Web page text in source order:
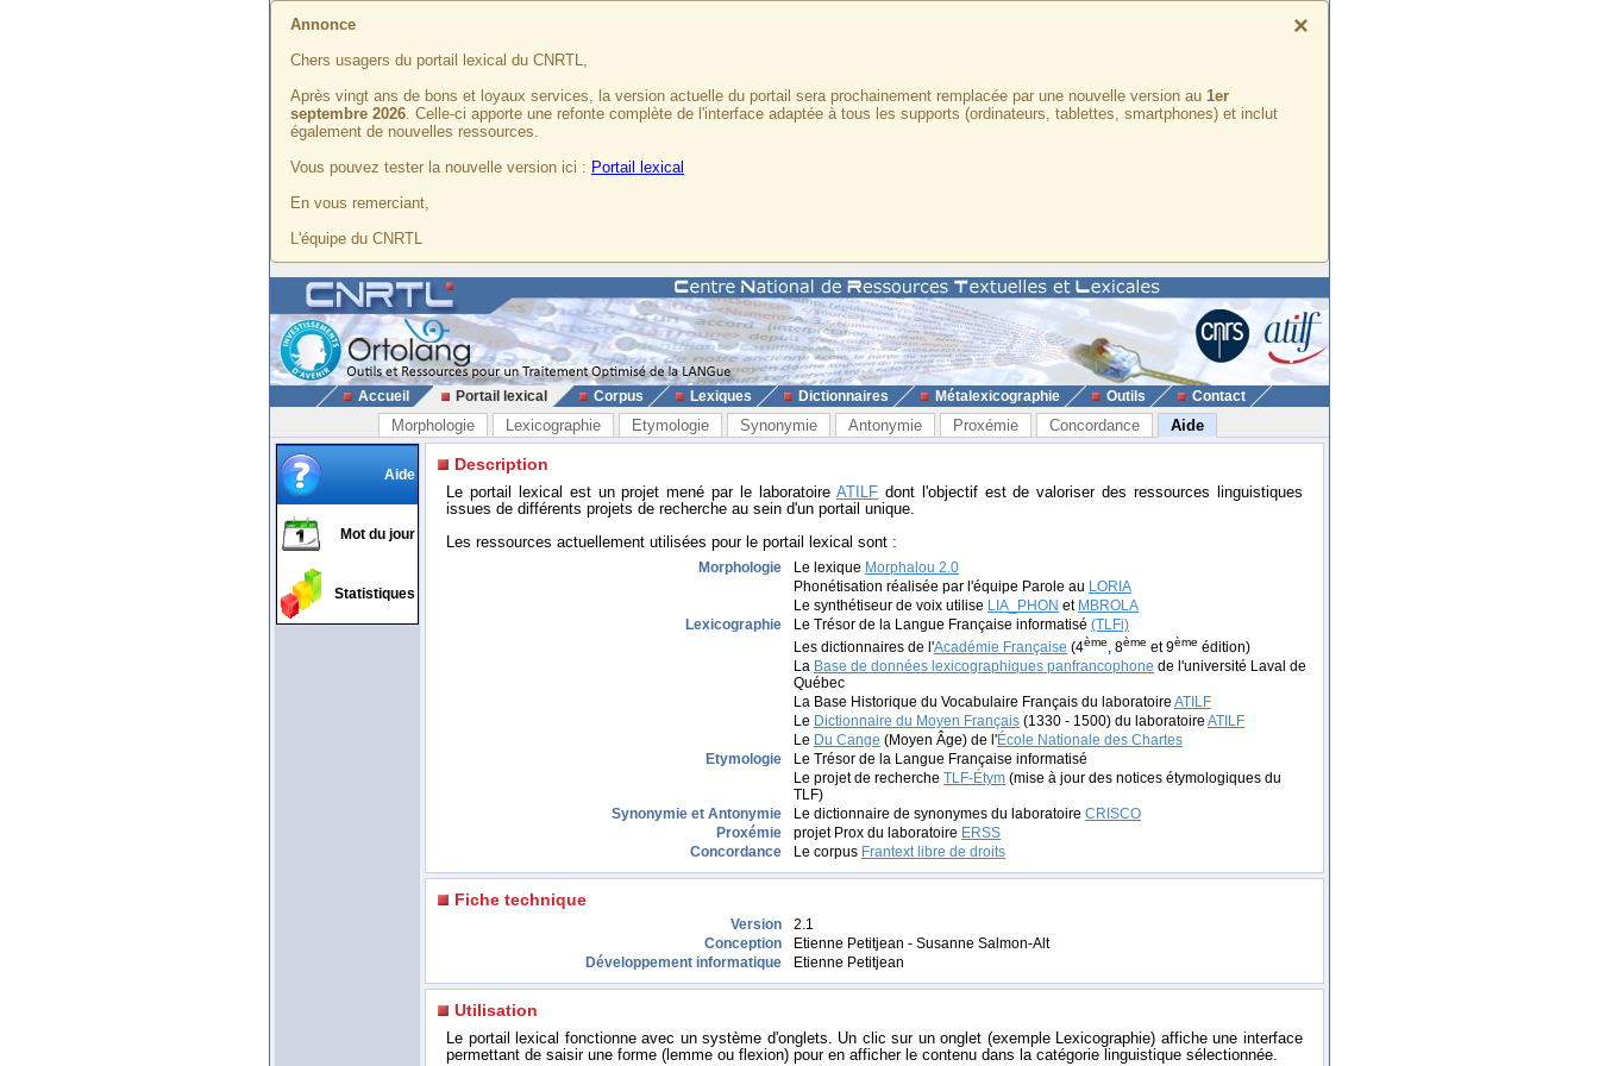
×
Annonce
Chers usagers du portail lexical du CNRTL,
Après vingt ans de bons et loyaux services, la version actuelle du portail sera prochainement remplacée par une nouvelle version au 1er
septembre 2026. Celle-ci apporte une refonte complète de l'interface adaptée à tous les supports (ordinateurs, tablettes, smartphones) et inclut
également de nouvelles ressources.
Vous pouvez tester la nouvelle version ici : Portail lexical
En vous remerciant,
L'équipe du CNRTL
Accueil Portail lexical Corpus Lexiques Dictionnaires Métalexicographie Outils Contact
Morphologie Lexicographie Etymologie Synonymie Antonymie Proxémie Concordance Aide
Aide
Mot du jour
Statistiques
Description
Le portail lexical est un projet mené par le laboratoire ATILFdont l'objectif est de valoriser des ressources linguistiques
issues de différents projets de recherche au sein d'un portail unique.
Les ressources actuellement utilisées pour le portail lexical sont :
Morphologie
Le lexique Morphalou 2.0
Phonétisation réalisée par l'équipe Parole au LORIA
Le synthétiseur de voix utilise LIA_PHON et MBROLA
Lexicographie
Le Trésor de la Langue Française informatisé (TLFi)
Les dictionnaires de l'Académie Française (4ème, 8ème et 9ème édition)
La Base de données lexicographiques panfrancophone de l'université Laval de
Québec
La Base Historique du Vocabulaire Français du laboratoire ATILF
Le Dictionnaire du Moyen Français (1330 - 1500) du laboratoire ATILF
Le Du Cange (Moyen Âge) de l'École Nationale des Chartes
Etymologie
Le Trésor de la Langue Française informatisé
Le projet de recherche TLF-Étym (mise à jour des notices étymologiques du
TLF)
Synonymie et Antonymie
Le dictionnaire de synonymes du laboratoire CRISCO
Proxémie
projet Prox du laboratoire ERSS
Concordance
Le corpus Frantext libre de droits
Fiche technique
Version
2.1
Conception
Etienne Petitjean - Susanne Salmon-Alt
Développement informatique
Etienne Petitjean
Utilisation
Le portail lexical fonctionne avec un système d'onglets. Un clic sur un onglet (exemple Lexicographie) affiche une interface
permettant de saisir une forme (lemme ou flexion) pour en afficher le contenu dans la catégorie linguistique sélectionnée.